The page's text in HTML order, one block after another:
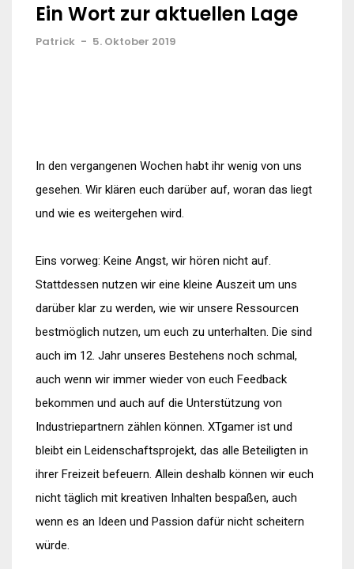
Ein Wort zur aktuellen Lage
Patrick - 5. Oktober 2019
In den vergangenen Wochen habt ihr wenig von uns
gesehen. Wir klären euch darüber auf, woran das liegt
und wie es weitergehen wird.
Eins vorweg: Keine Angst, wir hören nicht auf.
Stattdessen nutzen wir eine kleine Auszeit um uns
darüber klar zu werden, wie wir unsere Ressourcen
bestmöglich nutzen, um euch zu unterhalten. Die sind
auch im 12. Jahr unseres Bestehens noch schmal,
auch wenn wir immer wieder von euch Feedback
bekommen und auch auf die Unterstützung von
Industriepartnern zählen können. XTgamer ist und
bleibt ein Leidenschaftsprojekt, das alle Beteiligten in
ihrer Freizeit befeuern. Allein deshalb können wir euch
nicht täglich mit kreativen Inhalten bespaßen, auch
wenn es an Ideen und Passion dafür nicht scheitern
würde.